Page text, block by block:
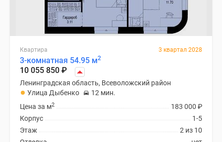
Квартира 3 квартал 2028
3-комнатная 54.95 м2
10 055 850 ₽
Ленинградская область, Всеволожский район
Улица Дыбенко
12 мин.
183 000 ₽
Цена за м2
1-5
Корпус
2 из 10
Этаж